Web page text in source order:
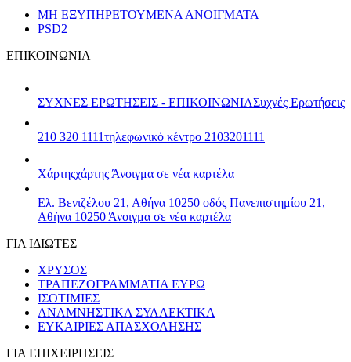
ΜΗ ΕΞΥΠΗΡΕΤΟΥΜΕΝΑ ΑΝΟΙΓΜΑΤΑ
PSD2
ΕΠΙΚΟΙΝΩΝΙΑ
ΣΥΧΝΕΣ ΕΡΩΤΗΣΕΙΣ - ΕΠΙΚΟΙΝΩΝΙΑΣυχνές Ερωτήσεις
210 320 1111τηλεφωνικό κέντρο 2103201111
Χάρτηςχάρτης Άνοιγμα σε νέα καρτέλα
Ελ. Βενιζέλου 21, Αθήνα 10250 οδός Πανεπιστημίου 21,
Αθήνα 10250 Άνοιγμα σε νέα καρτέλα
ΓΙΑ ΙΔΙΩΤΕΣ
ΧΡΥΣΟΣ
ΤΡΑΠΕΖΟΓΡΑΜΜΑΤΙΑ ΕΥΡΩ
ΙΣΟΤΙΜΙΕΣ
ΑΝΑΜΝΗΣΤΙΚΑ ΣΥΛΛΕΚΤΙΚΑ
ΕΥΚΑΙΡΙΕΣ ΑΠΑΣΧΟΛΗΣΗΣ
ΓΙΑ ΕΠΙΧΕΙΡΗΣΕΙΣ